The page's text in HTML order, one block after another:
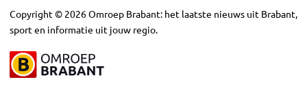
Copyright © 2026Omroep Brabant: het laatste nieuws uit Brabant,
sport en informatie uit jouw regio.